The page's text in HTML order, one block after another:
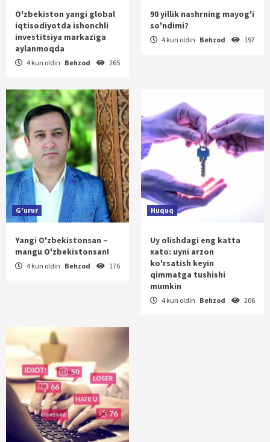
O'zbekiston yangi global
iqtisodiyotda ishonchli
investitsiya markaziga
aylanmoqda
4 kun oldin Behzod 265
90 yillik nashrning mayog'i
so'ndimi?
4 kun oldin Behzod 197
G'urur
Yangi O'zbekistonsan –
mangu O'zbekistonsan!
4 kun oldin Behzod 176
Huquq
Uy olishdagi eng katta
xato: uyni arzon
ko'rsatish keyin
qimmatga tushishi
mumkin
4 kun oldin Behzod 206